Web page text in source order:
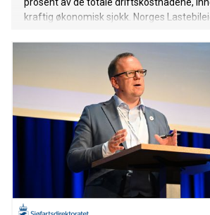
prosent av de totale driftskostnadene,
kraftig økonomisk sjokk. Norges